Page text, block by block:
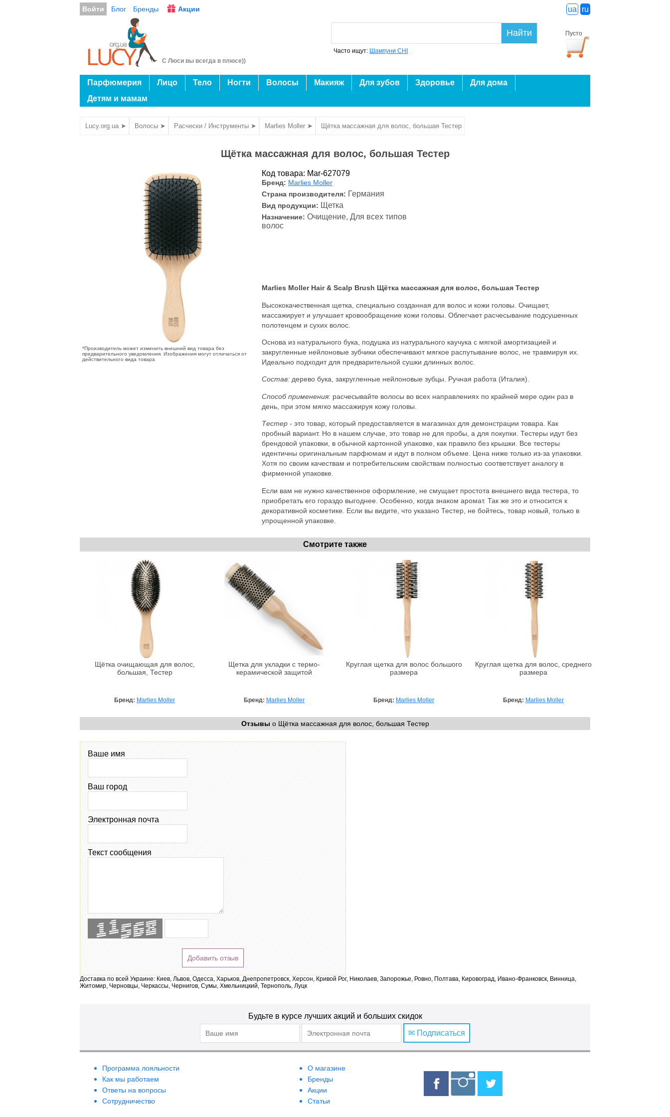
Войти Блог Бренды Акции ua ru
С Люси вы всегда в плюсе))
Пусто
Найти
Часто ищут: Шампуни CHI
Парфюмерия Лицо Тело Ногти Волосы Макияж Для зубов Здоровье
Для дома
Детям и мамам
Lucy.org.ua ➤ Волосы ➤ Расчески / Инструменты ➤ Marlies Moller ➤ Щётка массажная для волос, большая Тестер
Щётка массажная для волос, большая Тестер
*Производитель может изменить внешний вид товара без
предварительного уведомления. Изображения могут отличаться от
действительного вида товара
Код товара: Mar-627079
Бренд: Marlies Moller
Страна производителя: Германия
Вид продукции: Щетка
Назначение: Очищение, Для всех типов
волос
Marlies Moller Hair & Scalp Brush Щётка массажная для волос, большая Тестер
Высококачественная щетка, специально созданная для волос и кожи головы. Очищает,
массажирует и улучшает кровообращение кожи головы. Облегчает расчесывание подсушенных
полотенцем и сухих волос.
Основа из натурального бука, подушка из натурального каучука с мягкой амортизацией и
закругленные нейлоновые зубчики обеспечивают мягкое распутывание волос, не травмируя их.
Идеально подходит для предварительной сушки длинных волос.
Состав: дерево бука, закругленные нейлоновые зубцы. Ручная работа (Италия).
Способ применения: расчесывайте волосы во всех направлениях по крайней мере один раз в
день, при этом мягко массажируя кожу головы.
Тестер - это товар, который предоставляется в магазинах для демонстрации товара. Как
пробный вариант. Но в нашем случае, это товар не для пробы, а для покупки. Тестеры идут без
брендовой упаковки, в обычной картонной упаковке, как правило без крышки. Все тестеры
идентичны оригинальным парфюмам и идут в полном объеме. Цена ниже только из-за упаковки.
Хотя по своим качествам и потребительским свойствам полностью соответствует аналогу в
фирменной упаковке.
Если вам не нужно качественное оформление, не смущает простота внешнего вида тестера, то
приобретать его гораздо выгоднее. Особенно, когда знаком аромат. Так же это и относится к
декоративной косметике. Если вы видите, что указано Тестер, не бойтесь, товар новый, только в
упрощенной упаковке.
Смотрите также
Щётка очищающая для волос,
большая, Тестер
Бренд: Marlies Moller
Щетка для укладки с термо-
керамической защитой
Бренд: Marlies Moller
Круглая щетка для волос большого
размера
Бренд: Marlies Moller
Круглая щетка для волос, среднего
размера
Бренд: Marlies Moller
Отзывы о Щётка массажная для волос, большая Тестер
Ваше имя
Ваш город
Электронная почта
Текст сообщения
Добавить отзыв
Доставка по всей Украине: Киев, Львов, Одесса, Харьков, Днепропетровск, Херсон, Кривой Рог, Николаев, Запорожье, Ровно, Полтава, Кировоград, Ивано-Франковск, Винница,
Житомир, Черновцы, Черкассы, Чернигов, Сумы, Хмельницкий, Тернополь, Луцк
Будьте в курсе лучших акций и больших скидок
✉ Подписаться
Программа лояльности
Как мы работаем
Ответы на вопросы
Сотрудничество
О магазине
Бренды
Акции
Статьи